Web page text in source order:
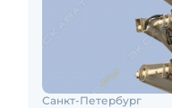
Санкт-Петербург